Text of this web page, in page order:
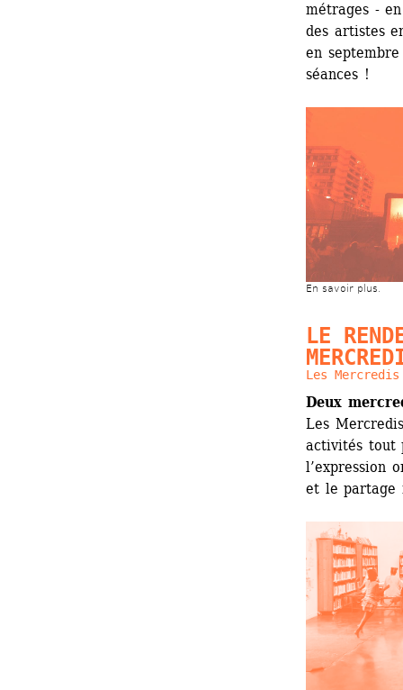
métrages -
des artistes
en
séances !
En savoir plus.
LE
Les
Deux
Les
activités tout
l’expression
et le partage